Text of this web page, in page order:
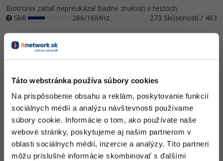
Táto webstránka používa súbory cookies
Na prispôsobenie obsahu a reklám, poskytovanie funkcií
sociálnych médií a analýzu návštevnosti používame
súbory cookie. Informácie o tom, ako používate naše
webové stránky, poskytujeme aj našim partnerom v
oblasti sociálnych médií, inzercie a analýzy. Títo partneri
môžu príslušné informácie skombinovať s ďalšími
Viac
Fórum
Windows
Biotronix zatiaľ nepreukázal žiadne znalosti v testoch.
Skill
286/16MHz 273 Skúseností / 463
Software
Ocenenie
Biotronix zatiaľ nezískal žiadne ocenenie.
Doplňujúce informácie